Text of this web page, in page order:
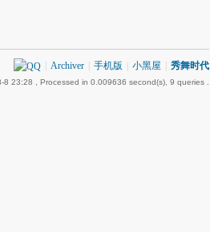
Archiver 手机版 小黑屋 秀舞时代
8 23:28 , Processed in 0.009636 second(s), 9 queries .